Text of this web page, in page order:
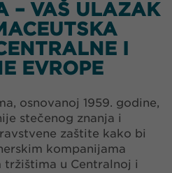
– VAŠ ULAZAK
I
EVROPE
osnovanoj 1959. godine,
stečenog znanja i
zaštite kako bi
kompanijama
u Centralnoj i